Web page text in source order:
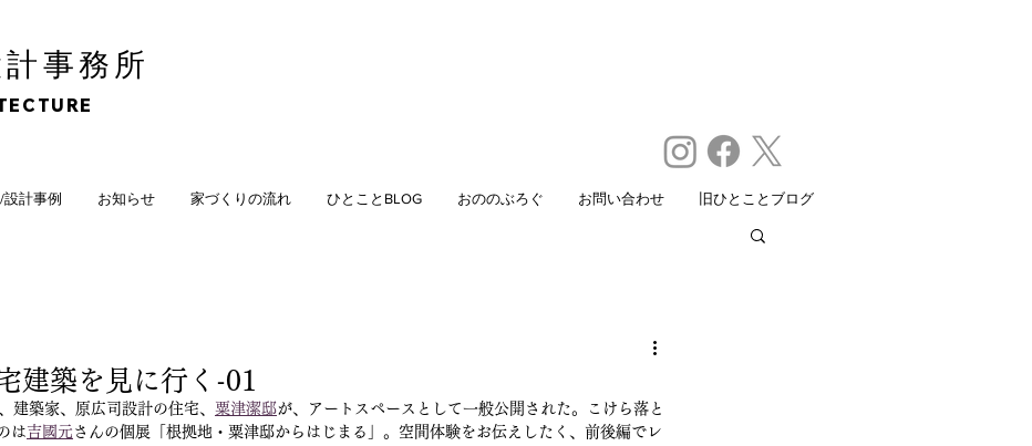
事務所
設計事例 お知らせ 家づくりの流れ ひとことBLOG おののぶろぐ お問い合わせ 旧ひとことブログ
建築を見に行く-01
建築家、原広司設計の住宅、 粟津潔邸が、アートスペースとして一般公開された。こけら落と
は吉國元 さんの個展「根拠地・粟津邸からはじまる」。空間体験をお伝えしたく、前後編でレ